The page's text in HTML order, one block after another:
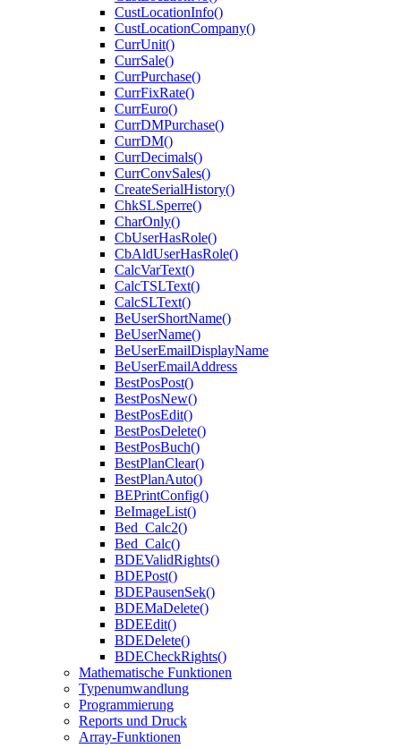
CustLocationInfo()
CustLocationCompany()
CurrUnit()
CurrSale()
CurrPurchase()
CurrFixRate()
CurrEuro()
CurrDMPurchase()
CurrDM()
CurrDecimals()
CurrConvSales()
CreateSerialHistory()
ChkSLSperre()
CharOnly()
CbUserHasRole()
CbAldUserHasRole()
CalcVarText()
CalcTSLText()
CalcSLText()
BeUserShortName()
BeUserName()
BeUserEmailDisplayName
BeUserEmailAddress
BestPosPost()
BestPosNew()
BestPosEdit()
BestPosDelete()
BestPosBuch()
BestPlanClear()
BestPlanAuto()
BEPrintConfig()
BeImageList()
Bed_Calc2()
Bed_Calc()
BDEValidRights()
BDEPost()
BDEPausenSek()
BDEMaDelete()
BDEEdit()
BDEDelete()
BDECheckRights()
Mathematische Funktionen
Typenumwandlung
Programmierung
Reports und Druck
Array-Funktionen